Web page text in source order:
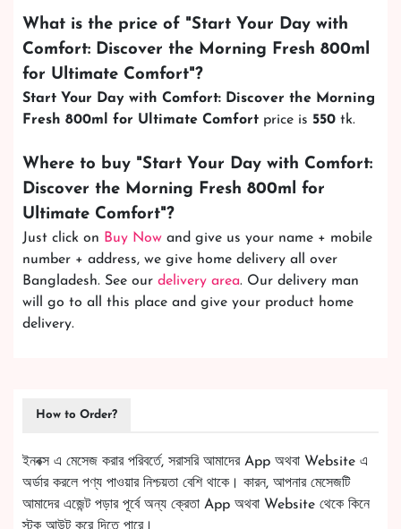
What is the price of "Start Your Day with
Comfort: Discover the Morning Fresh 800ml
for Ultimate Comfort"?
Start Your Day with Comfort: Discover the Morning
Fresh 800ml for Ultimate Comfort price is 550 tk.
Where to buy "Start Your Day with Comfort:
Discover the Morning Fresh 800ml for
Ultimate Comfort"?
Just click on Buy Now and give us your name + mobile
number + address, we give home delivery all over
Bangladesh. See our delivery area. Our delivery man
will go to all this place and give your product home
delivery.
How to Order?
ইনবক্স এ মেসেজ করার পরিবর্তে, সরাসরি আমাদের App অথবা Website এ
অর্ডার করলে পণ্য পাওয়ার নিশ্চয়তা বেশি থাকে। কারন, আপনার মেসেজটি
আমাদের এজেন্ট পড়ার পূর্বে অন্য ক্রেতা App অথবা Website থেকে কিনে
স্টক আউট করে দিতে পারে।